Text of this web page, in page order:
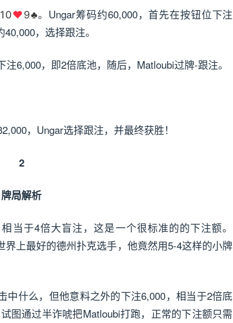
10♥ 9♣。Ungar筹码约60,000，首先在按钮位下注
，选择跟注。
注6,000，即2倍底池，随后，Matloubi过牌-跟注。
，Ungar选择跟注，并最终获胜！
2
牌局解析
当于4倍大盲注，这是一个很标准的的下注额。
上最好的德州扑克选手，他竟然用5-4这样的小牌
中什么，但他意料之外的下注6,000，相当于2倍底
图通过半诈唬把Matloubi打跑，正常的下注额只需